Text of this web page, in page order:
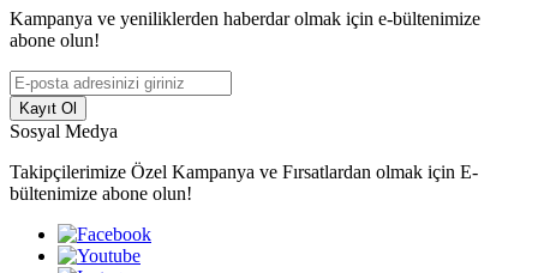
Kampanya ve yeniliklerden haberdar olmak için e-bültenimize
abone olun!
Kayıt Ol
Sosyal Medya
Takipçilerimize Özel Kampanya ve Fırsatlardan olmak için E-
bültenimize abone olun!